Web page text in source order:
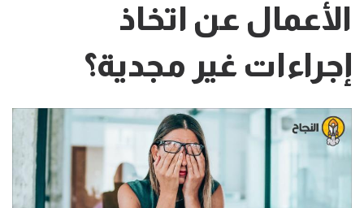
الأعمال عن اتخاذ
إجراءات غير مجدية؟